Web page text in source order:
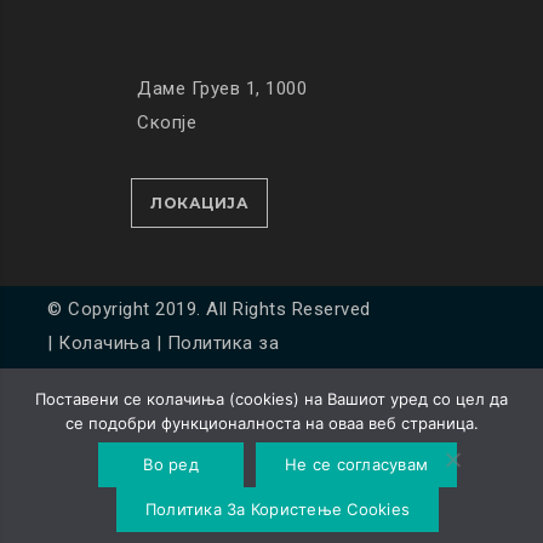
Даме Груев 1, 1000
Скопје
ЛОКАЦИЈА
© Copyright 2019. All Rights Reserved
| Колачиња | Политика за
Developed byUnet
Поставени се колачиња (cookies) на Вашиот уред со цел да
се подобри функционалноста на оваа веб страница.
Во ред Не се согласувам
Политика За Користење Cookies